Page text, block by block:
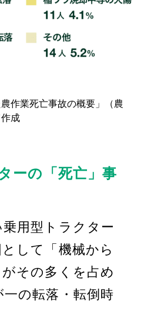
作業死亡事故の概要」（農
成
ーの「死亡」事
用型トラクター
して「機械から
その多くを占め
の転落・転倒時